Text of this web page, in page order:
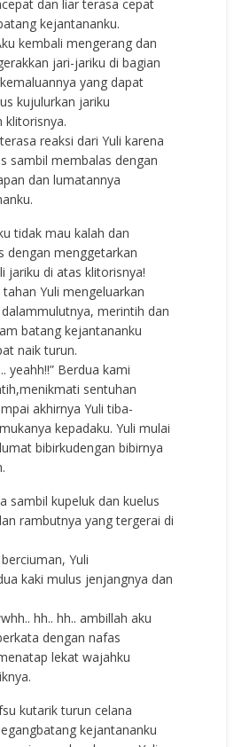
dan liar terasa cepat
kejantananku.
kembali mengerang dan
jari-jariku di bagian
yang dapat
kujulurkan jariku
klitorisnya.
reaksi dari Yuli karena
sambil membalas dengan
dan lumatannya
tidak mau kalah dan
dengan menggetarkan
jariku di atas klitorisnya!
tahan Yuli mengeluarkan
merintih dan
batang kejantananku
naik turun.
yeahh!!” Berdua kami
sentuhan
akhirnya Yuli tiba-
kepadaku. Yuli mulai
bibirkudengan bibirnya
sambil kupeluk dan kuelus
rambutnya yang tergerai di
Yuli
kaki mulus jenjangnya dan
hh.. hh.. ambillah aku
dengan nafas
lekat wajahku
kutarik turun celana
kejantananku